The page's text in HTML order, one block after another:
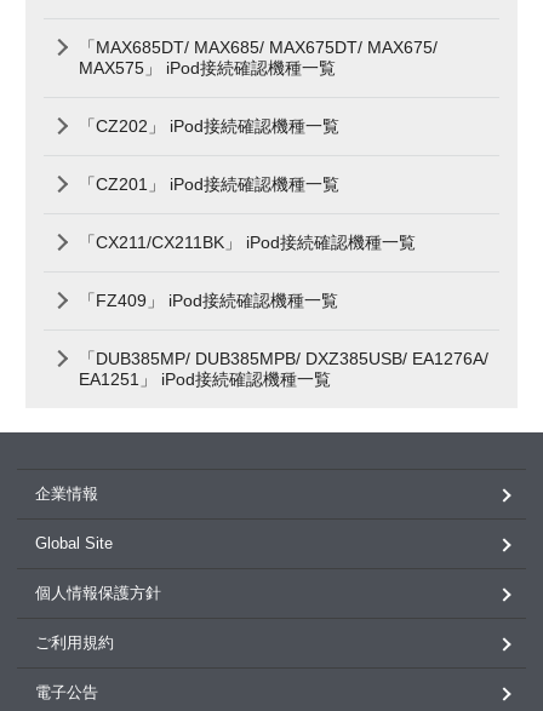
「MAX685DT/ MAX685/ MAX675DT/ MAX675/
MAX575」 iPod接続確認機種一覧
「CZ202」 iPod接続確認機種一覧
「CZ201」 iPod接続確認機種一覧
「CX211/CX211BK」 iPod接続確認機種一覧
「FZ409」 iPod接続確認機種一覧
「DUB385MP/ DUB385MPB/ DXZ385USB/ EA1276A/
EA1251」 iPod接続確認機種一覧
企業情報
Global Site
個人情報保護方針
ご利用規約
電子公告